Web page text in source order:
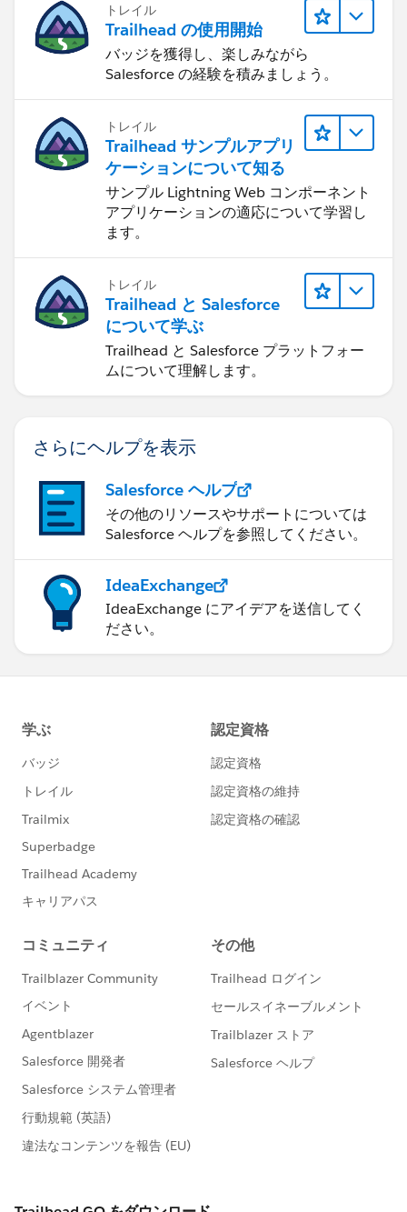
トレイル
Trailhead の使用開始
バッジを獲得し、楽しみながら
Salesforce の経験を積みましょう。
トレイル
Trailhead サンプルアプリ
ケーションについて知る
サンプル Lightning Web コンポーネント
アプリケーションの適応について学習し
ます。
トレイル
Trailhead と Salesforce
について学ぶ
Trailhead と Salesforce プラットフォー
ムについて理解します。
さらにヘルプを表示
Salesforce ヘルプ
その他のリソースやサポートについては
Salesforce ヘルプを参照してください。
IdeaExchange
IdeaExchange にアイデアを送信してく
ださい。